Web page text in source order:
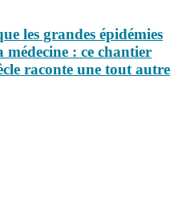
les grandes épidémies
médecine : ce chantier
raconte une tout autre